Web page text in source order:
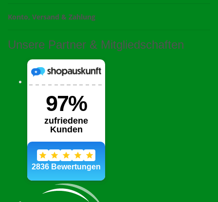
Konto, Versand & Zahlung
Unsere Partner & Mitgliedschaften